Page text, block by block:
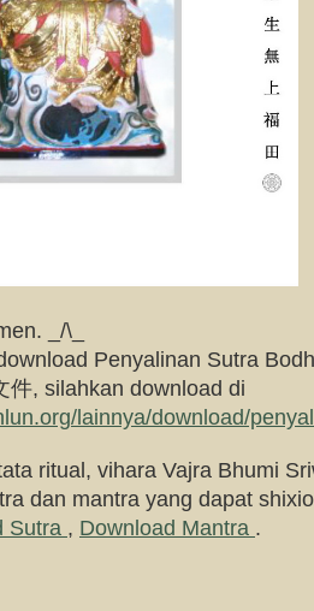
_/\_
Penyalinan Sutra
件, silahkan download di
lainnya/download/
ritual, vihara Vajra Bhumi
dan mantra yang dapat
Sutra , Download Mantra .